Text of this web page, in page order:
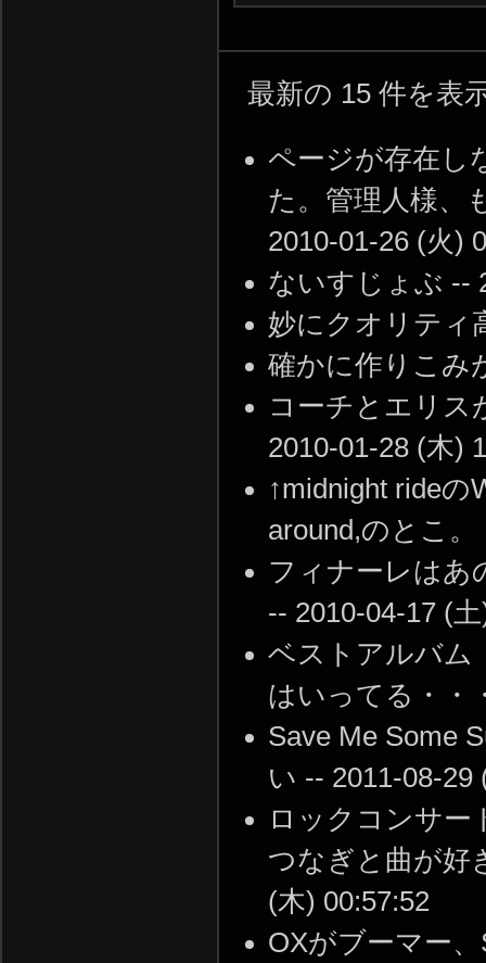
最新の 15 件を表
ページが存在し
た。管理人様、
2010-01-26 (火)
ないすじょぶ --
妙にクオリティ
確かに作りこみ
コーチとエリス
2010-01-28 (木)
↑midnight rideの
around,のとこ。
フィナーレはあ
-- 2010-04-17 (
ベストアルバ
はいってる・・
Save Me Some
い -- 2011-08-29
ロックコンサー
つなぎと曲が好
(木) 00:57:52
OXがブーマー